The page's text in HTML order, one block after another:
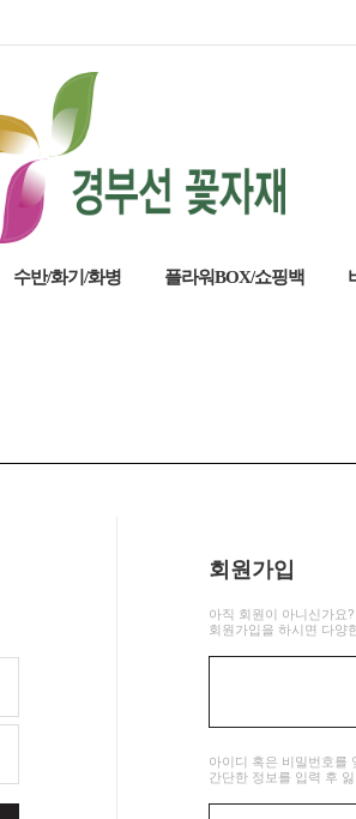
수반/화기/화병 플라워BOX/쇼핑백
회원가입
아직 회원이 아니신가요?
회원가입을 하시면 다양
아이디 혹은 비밀번호를
간단한 정보를 입력 후